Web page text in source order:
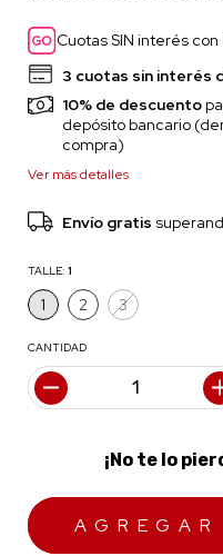
Cuotas SIN interés con
3 cuotas sin interés
10% de descuento
depósito bancario
compra)
Ver más detalles
Envío gratis
TALLE: 1
1 2 3
CANTIDAD
¡No te lo